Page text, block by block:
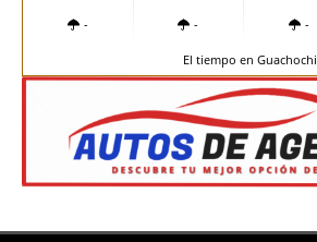
- - -
El tiempo en Guachochi